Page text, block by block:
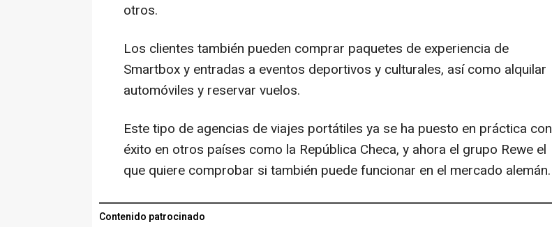
otros.
Los clientes también pueden comprar paquetes de experiencia de
Smartbox y entradas a eventos deportivos y culturales, así como alquilar
automóviles y reservar vuelos.
Este tipo de agencias de viajes portátiles ya se ha puesto en práctica con
éxito en otros países como la República Checa, y ahora el grupo Rewe el
que quiere comprobar si también puede funcionar en el mercado alemán.
Contenido patrocinado